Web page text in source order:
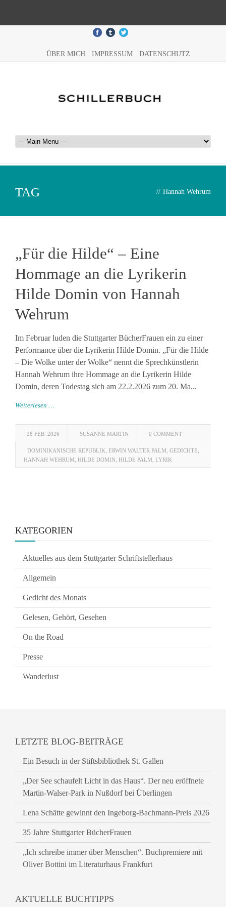
ÜBER MICH IMPRESSUM DATENSCHUTZ
TAG // Hannah Wehrum
„Für die Hilde“ – Eine
Hommage an die Lyrikerin
Hilde Domin von Hannah
Wehrum
Im Februar luden die Stuttgarter BücherFrauen ein zu einer
Performance über die Lyrikerin Hilde Domin. „Für die Hilde
– Die Wolke unter der Wolke“ nennt die Sprechkünstlerin
Hannah Wehrum ihre Hommage an die Lyrikerin Hilde
Domin, deren Todestag sich am 22.2.2026 zum 20. Ma...
Weiterlesen …
28 FEB. 2026 SUSANNE MARTIN 0 COMMENT
DOMINIKANISCHE REPUBLIK ERWIN WALTER PALM GEDICHTE
HANNAH WEHRUM HILDE DOMIN HILDE PALM LYRIK
KATEGORIEN
Aktuelles aus dem Stuttgarter Schriftstellerhaus
Allgemein
Gedicht des Monats
Gelesen, Gehört, Gesehen
On the Road
Presse
Wanderlust
LETZTE BLOG-BEITRÄGE
Ein Besuch in der Stiftsbibliothek St. Gallen
„Der See schaufelt Licht in das Haus“. Der neu eröffnete
Martin-Walser-Park in Nußdorf bei Überlingen
Lena Schätte gewinnt den Ingeborg-Bachmann-Preis 2026
35 Jahre Stuttgarter BücherFrauen
„Ich schreibe immer über Menschen“. Buchpremiere mit
Oliver Bottini im Literaturhaus Frankfurt
AKTUELLE BUCHTIPPS